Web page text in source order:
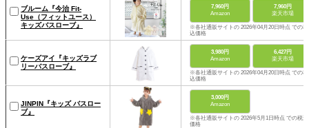
ブルーム『今治 Fit-
Use（フィットユース）
キッズバスローブ』
7,960円
Amazon
7,960円
楽天市場
※各社通販サイトの 2026年04月20日時点 での税
込価格
ケーズアイ『キッズラブ
リーバスローブ』
3,980円
Amazon
6,427円
楽天市場
※各社通販サイトの 2026年04月20日時点 での税
込価格
JINPIN『キッズ バスロー
ブ』
3,000円
Amazon
※各社通販サイトの 2026年5月1日時点 での税込
価格